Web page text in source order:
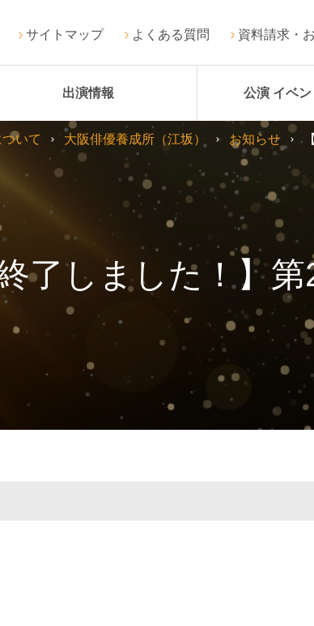
サイトマップ よくある質問 資料請求・
出演情報 公演 イベ
了しました！】
いて 大阪俳優養成所（江坂） お知らせ